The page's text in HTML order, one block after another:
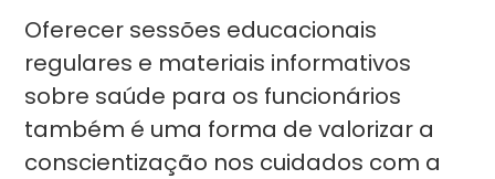
Oferecer sessões educacionais
regulares e materiais informativos
sobre saúde para os funcionários
também é uma forma de valorizar a
conscientização nos cuidados com a